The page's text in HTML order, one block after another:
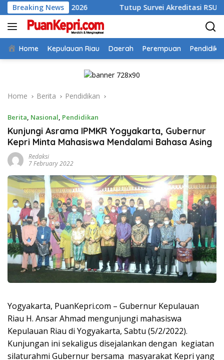
Skip
to
content
Breaking News
II 2026 Tutup Survei Akreditasi RSUD Tarempa,
Home Kepulauan Riau Daerah Perempuan
Home Berita Pendidikan
Berita, Nasional, Pendidikan
Kunjungi Asrama IPMKR Yogyakarta, Gubernur
Kepri Minta Mahasiswa Mendalami Bahasa Asing
Redaksi
7 February 2022
Yogyakarta, PuanKepri.com – Gubernur Kepulauan
Riau H. Ansar Ahmad mengunjungi mahasiswa
Kepulauan Riau di Yogyakarta, Sabtu (5/2/2022).
Kunjungan ini sekaligus disejalankan dengan kegiatan
silaturahmi Gubernur bersama masyarakat Kepri yang